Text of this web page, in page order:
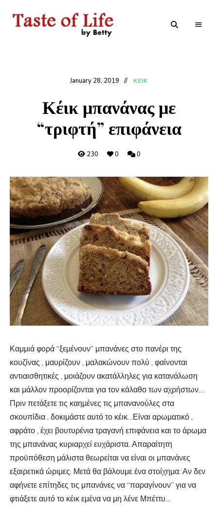
January 28, 2019 ΚΕΙΚ
Κέικ μπανάνας με
“τριφτή” επιφάνεια
230 0 0
Καμμιά φορά “ξεμένουν” μπανάνες στο πανέρι της
κουζίνας , μαυρίζουν , μαλακώνουν πολύ , φαίνονται
αντιαισθητικές , μοιάζουν ακατάλληλες για κατανάλωση
και μάλλον προορίζονται για τον κάλαθο των αχρήστων…
Πριν πετάξετε τις καημένες τις μπανανούλες στα
σκουπίδια , δοκιμάστε αυτό το κέικ…Είναι αρωματικό ,
αφράτο , έχει βουτυρένια τραγανή επιφάνεια και το άρωμα
της μπανάνας κυριαρχεί ευχάριστα. Απαραίτητη
προϋπόθεση μάλιστα θεωρείται να είναι οι μπανάνες
εξαιρετικά ώριμες. Μετά θα βάλουμε ένα στοίχημα: Αν δεν
αφήνετε επίτηδες τις μπανάνες να “παραγίνουν” για να
φτιάξετε αυτό το κέικ εμένα να μη λένε Μπέττυ…